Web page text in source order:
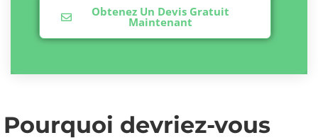
Obtenez Un Devis Gratuit
Maintenant
Pourquoi devriez-vous